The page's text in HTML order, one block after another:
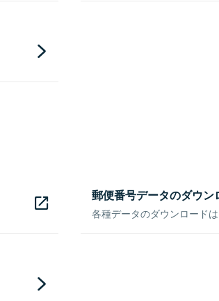
郵便番号データのダウン
各種データのダウンロード